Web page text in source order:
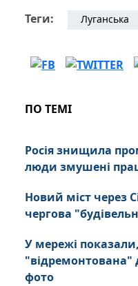
Теги: Луганська
ПО ТЕМІ
Росія знищила
люди змушені
Новий міст через
чергова
У мережі
"відремонтована"
фото